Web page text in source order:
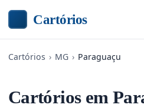
Cartórios
Cartórios › MG › Paraguaçu
Cartórios em